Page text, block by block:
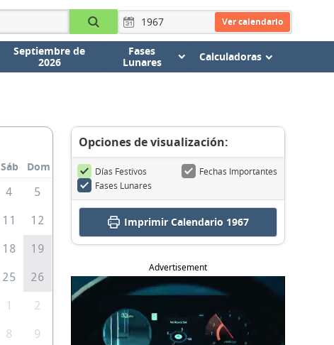
Ver calendario
Septiembre de
2026
Fases
Lunares
Calculadoras
Sáb
Dom
4 5
11 12
18 19
25 26
1 2
8 9
Opciones de visualización:
Días Festivos
Fechas Importantes
Fases Lunares
ImprimirCalendario 1967
Advertisement